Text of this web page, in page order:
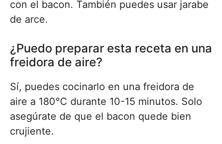
con el bacon. También puedes usar jarabe
de arce.
¿Puedo preparar esta receta en una
freidora de aire?
Sí, puedes cocinarlo en una freidora de
aire a 180°C durante 10-15 minutos. Solo
asegúrate de que el bacon quede bien
crujiente.